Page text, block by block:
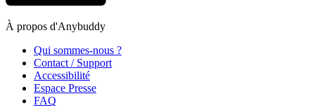
À propos d'Anybuddy
Qui sommes-nous ?
Contact / Support
Accessibilité
Espace Presse
FAQ